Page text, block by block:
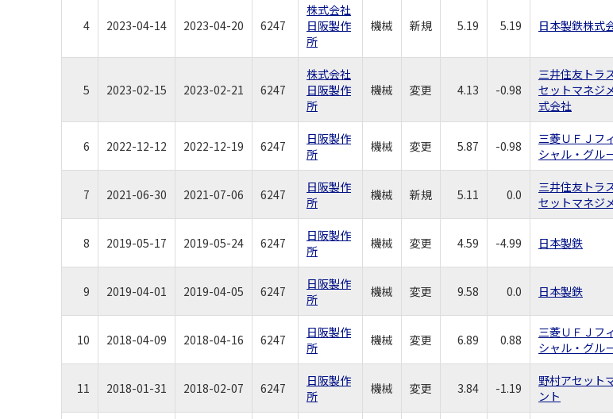
4 2023-04-14 2023-04-20 6247
株式会社
日阪製作
所
機械 新規 5.19 5.19 日本製鉄株式
5 2023-02-15 2023-02-21 6247
株式会社
日阪製作
所
機械 変更 4.13 -0.98
三井住友トラ
セットマネジ
式会社
6 2022-12-12 2022-12-19 6247
日阪製作
所
機械 変更 5.87 -0.98
三菱ＵＦＪフ
シャル・グル
7 2021-06-30 2021-07-06 6247
日阪製作
所
機械 新規 5.11 0.0
三井住友トラ
セットマネジ
8 2019-05-17 2019-05-24 6247
日阪製作
所
機械 変更 4.59 -4.99 日本製鉄
9 2019-04-01 2019-04-05 6247
日阪製作
所
機械 変更 9.58 0.0 日本製鉄
10 2018-04-09 2018-04-16 6247
日阪製作
所
機械 変更 6.89 0.88
三菱ＵＦＪフ
シャル・グル
11 2018-01-31 2018-02-07 6247
日阪製作
所
機械 変更 3.84 -1.19
野村アセット
ント